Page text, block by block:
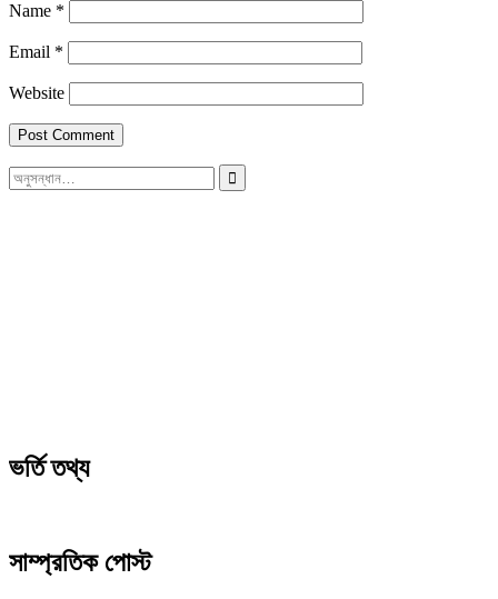
Name *
Email *
Website
সন্ধান
করাঃ
ভর্তি তথ্য
সাম্প্রতিক পোস্ট